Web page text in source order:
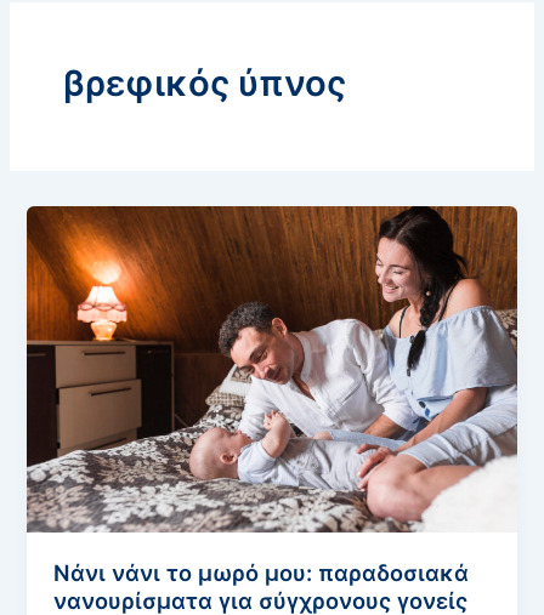
βρεφικός ύπνος
Νάνι νάνι το μωρό μου: παραδοσιακά
νανουρίσματα για σύγχρονους γονείς